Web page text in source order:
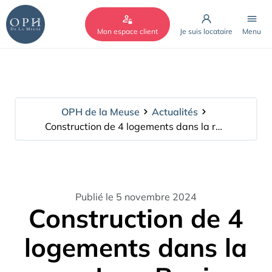
Mon espace client Je suis locataire Menu
OPH de la Meuse
Actualités
Construction de 4 logements dans la rue Jean Bouin
Publié le 5 novembre 2024
Construction de 4
logements dans la
Cookies management panel